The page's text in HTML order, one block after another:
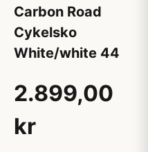
Carbon Road
Cykelsko
White/white 44
2.899,00
kr